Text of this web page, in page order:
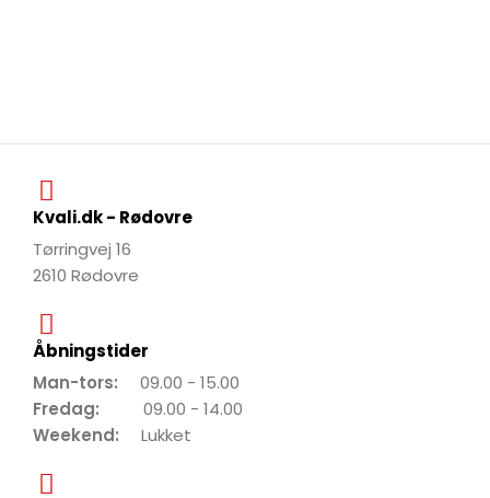
Kvali.dk - Rødovre
Tørringvej 16
2610 Rødovre
Åbningstider
Man-tors: 09.00 - 15.00
Fredag: 09.00 - 14.00
Weekend: Lukket